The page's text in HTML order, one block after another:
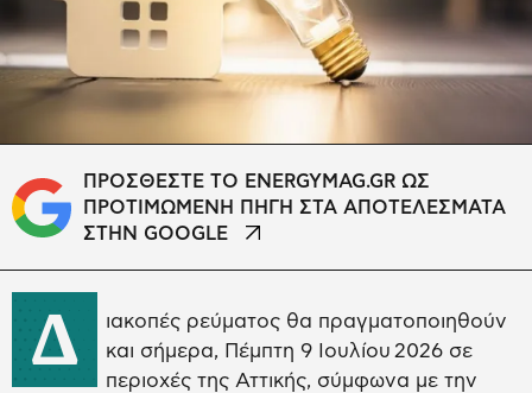
ΠΡΟΣΘΕΣΤΕ ΤΟ ENERGYMAG.GR ΩΣ
ΠΡΟΤΙΜΩΜΕΝΗ ΠΗΓΗ ΣΤΑ ΑΠΟΤΕΛΕΣΜΑΤΑ
ΣΤΗΝ GOOGLE
Δ
ιακοπές ρεύματος θα πραγματοποιηθούν
και σήμερα, Πέμπτη 9 Ιουλίου 2026 σε
περιοχές της Αττικής, σύμφωνα με την